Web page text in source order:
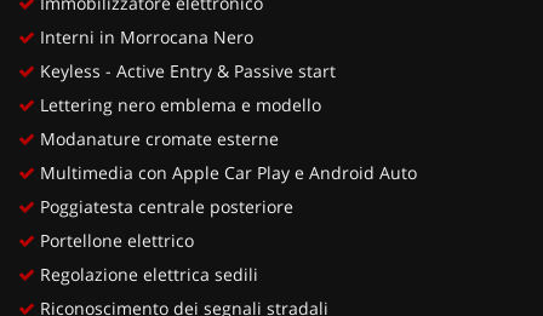
Interni in Morrocana Nero
Keyless - Active Entry & Passive start
Lettering nero emblema e modello
Modanature cromate esterne
Multimedia con Apple Car Play e Android Auto
Poggiatesta centrale posteriore
Portellone elettrico
Regolazione elettrica sedili
Riconoscimento dei segnali stradali